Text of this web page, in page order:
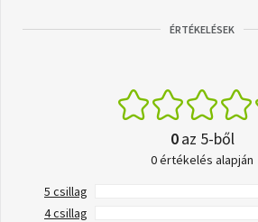
ÉRTÉKELÉSEK
0az 5-ből
0 értékelés alapján
5 csillag
4 csillag